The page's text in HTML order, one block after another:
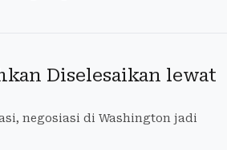
Diselesaikan lewat
negosiasi di Washington jadi